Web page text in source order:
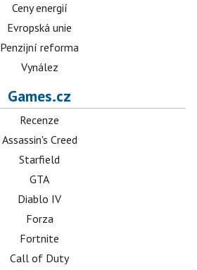
Ceny energií
Evropská unie
Penzijní reforma
Vynález
Games.cz
Recenze
Assassin's Creed
Starfield
GTA
Diablo IV
Forza
Fortnite
Call of Duty